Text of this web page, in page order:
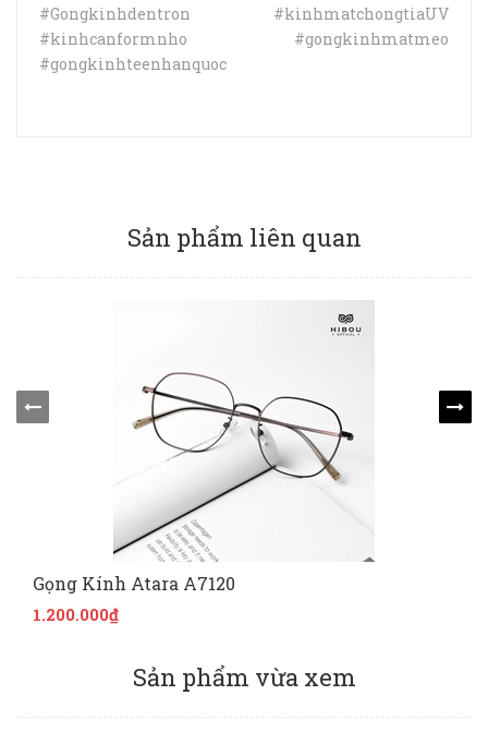
#Gongkinhdentron #kinhmatchongtiaUV
#kinhcanformnho #gongkinhmatmeo
#gongkinhteenhanquoc
Sản phẩm liên quan
Gọng Kính Atara A7120
1.200.000₫
Sản phẩm vừa xem